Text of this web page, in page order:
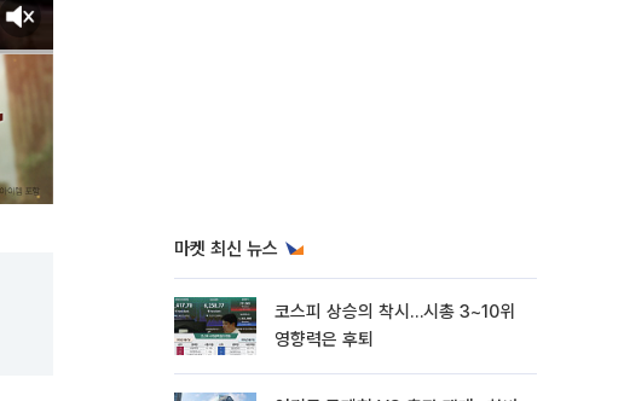
마켓 최신 뉴스
코스피 상승의 착시…시총 3~10위
영향력은 후퇴